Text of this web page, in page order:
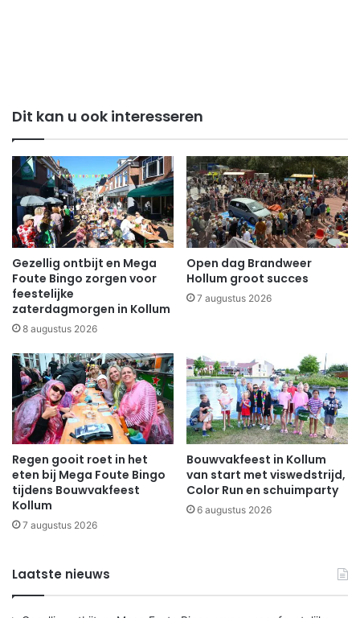
Dit kan u ook interesseren
Gezellig ontbijt en Mega
Foute Bingo zorgen voor
feestelijke
zaterdagmorgen in Kollum
8 augustus 2026
Open dag Brandweer
Hollum groot succes
7 augustus 2026
Regen gooit roet in het
eten bij Mega Foute Bingo
tijdens Bouwvakfeest
Kollum
7 augustus 2026
Bouwvakfeest in Kollum
van start met viswedstrijd,
Color Run en schuimparty
6 augustus 2026
Laatste nieuws